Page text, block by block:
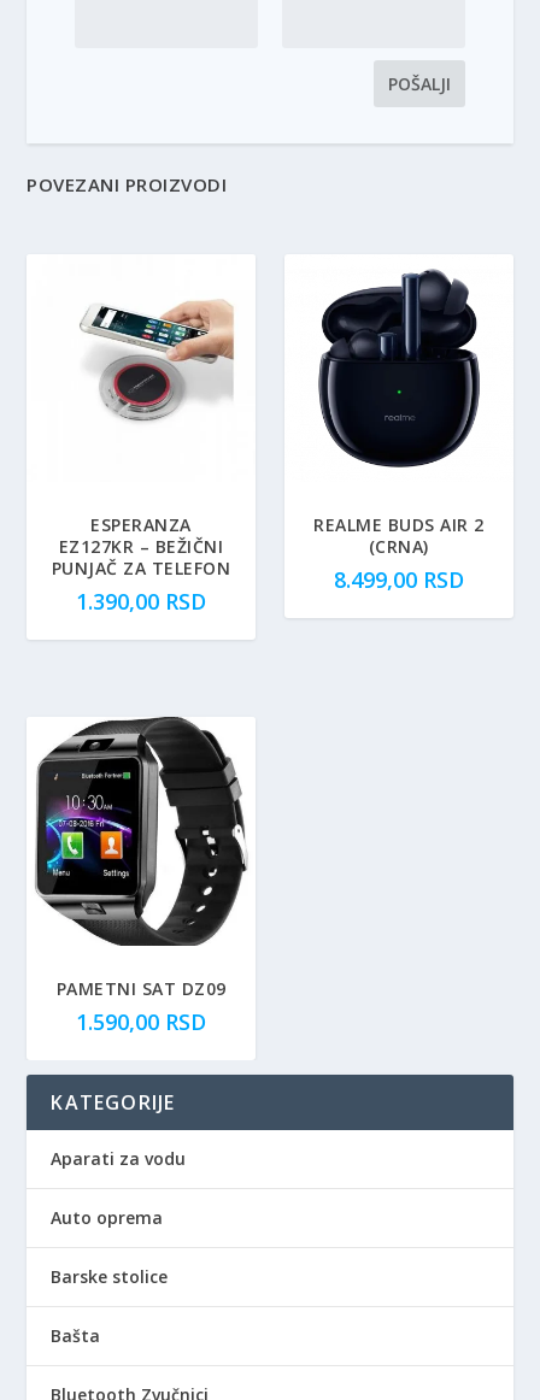
POVEZANI PROIZVODI
ESPERANZA
EZ127KR – BEŽIČNI
PUNJAČ ZA TELEFON
1.390,00 RSD
REALME BUDS AIR 2
(CRNA)
8.499,00 RSD
5.00
PAMETNI SAT DZ09
1.590,00 RSD
KATEGORIJE
Aparati za vodu
Auto oprema
Barske stolice
Bašta
Bluetooth Zvučnici